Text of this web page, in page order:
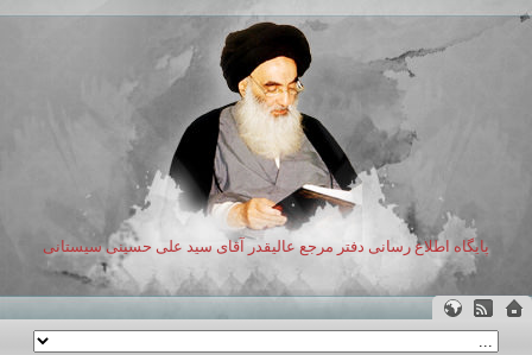
پایگاه اطلاع رسانی دفتر مرجع عالیقدر آقای سید علی حسینی سیستانی